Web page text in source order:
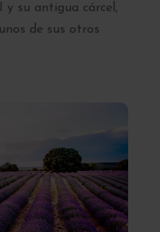
y su antigua cárcel,
de sus otros